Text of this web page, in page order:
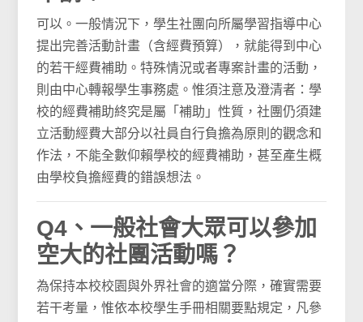
可以。一般情況下，學生社團向所屬學習指導中心
提出完善活動計畫（含經費預算），就能得到中心
的若干經費補助。特殊情況或者專案計畫的活動，
則由中心轉報學生事務處。惟須注意及澄清者：學
校的經費補助終究是屬「補助」性質，社團仍須建
立活動經費大部分以社員自行負擔為原則的觀念和
作法，不能全數仰賴學校的經費補助，甚至產生概
由學校負擔經費的錯誤想法。
Q4、一般社會大眾可以參加
空大的社團活動嗎？
為保持本校校園與外界社會的適當分際，確實需要
若干考量，惟依本校學生手冊相關要點規定，凡參